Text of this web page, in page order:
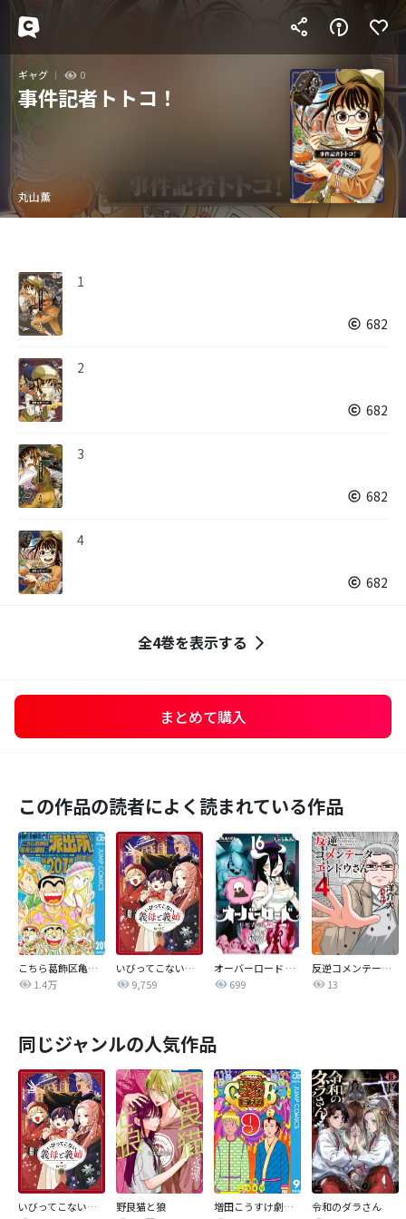
ギャグ 0
事件記者トトコ！
丸山薫
1
682
2
682
3
682
4
682
全4巻を表示する
まとめて購入
この作品の読者によく読まれている作品
こちら葛飾区亀有公園前派出所
1.4万
いびってこない義母と義姉
9,759
オーバーロード 不死者のOh!
699
反逆コメンテーターエンドウさん
13
同じジャンルの人気作品
いびってこない義母と義姉
野良猫と狼
増田こうすけ劇場 ギャグマンガ日和GB
令和のダラさん